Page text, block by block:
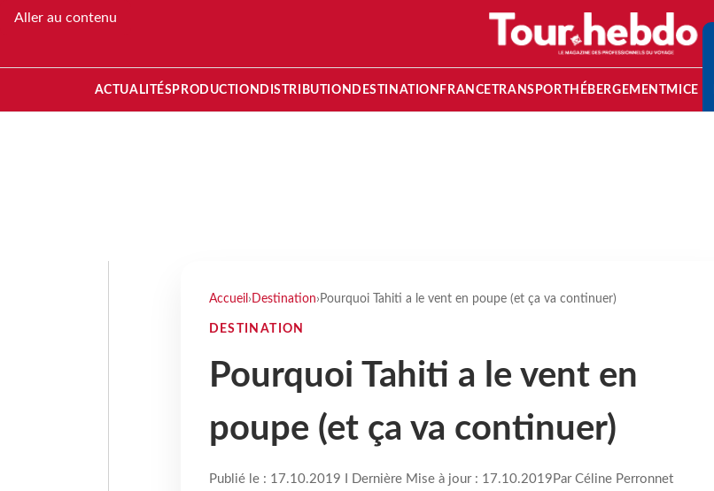
Aller au contenu
ACTUALITÉS PRODUCTION DISTRIBUTION DESTINATION FRANCETRANSPORT HÉBERGEMENTMICE
Accueil › Destination› Pourquoi Tahiti a le vent en poupe (et ça va continuer)
DESTINATION
Pourquoi Tahiti a le vent en
poupe (et ça va continuer)
Publié le : 17.10.2019 I Dernière Mise à jour : 17.10.2019 Par Céline Perronnet